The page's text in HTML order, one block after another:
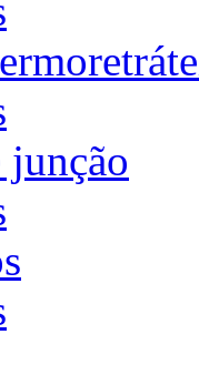
junção